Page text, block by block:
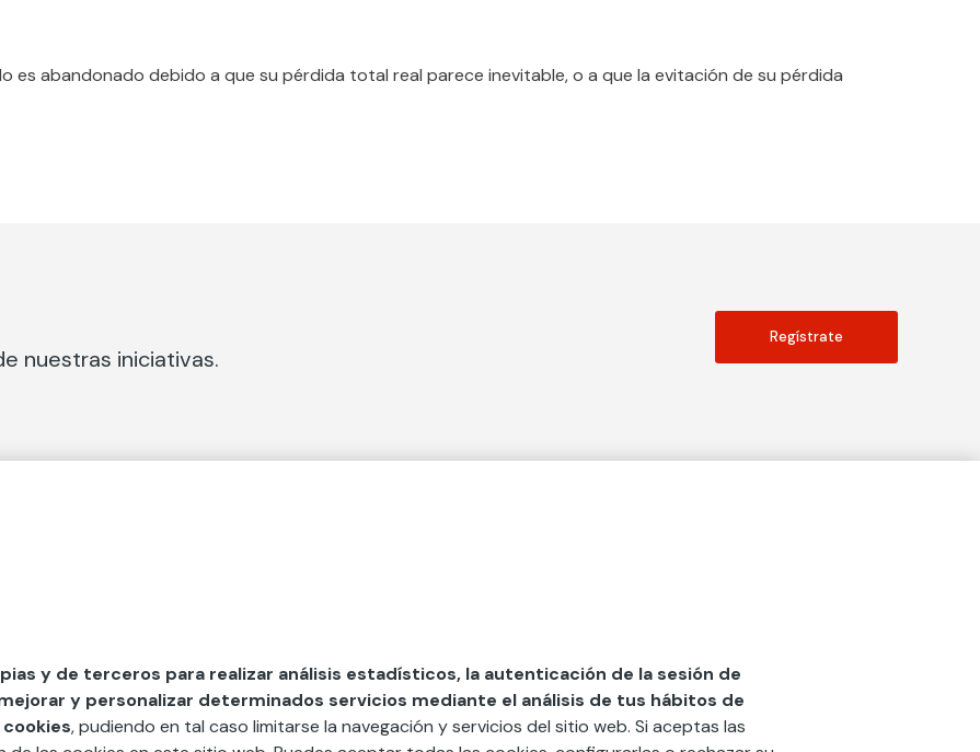
es abandonado debido a que su pérdida total real parece inevitable, o a que la evitación de su pérdida
nuestras iniciativas.
Regístrate
Nuestros Podcast
Sistema Interno de Información
Centro de Documentación
Red Ibérica Fundación Mapfre
y de terceros para realizar análisis estadísticos, la autenticación de la sesión de
y personalizar determinados servicios mediante el análisis de tus hábitos de
, pudiendo en tal caso limitarse la navegación y servicios del sitio web. Si aceptas las